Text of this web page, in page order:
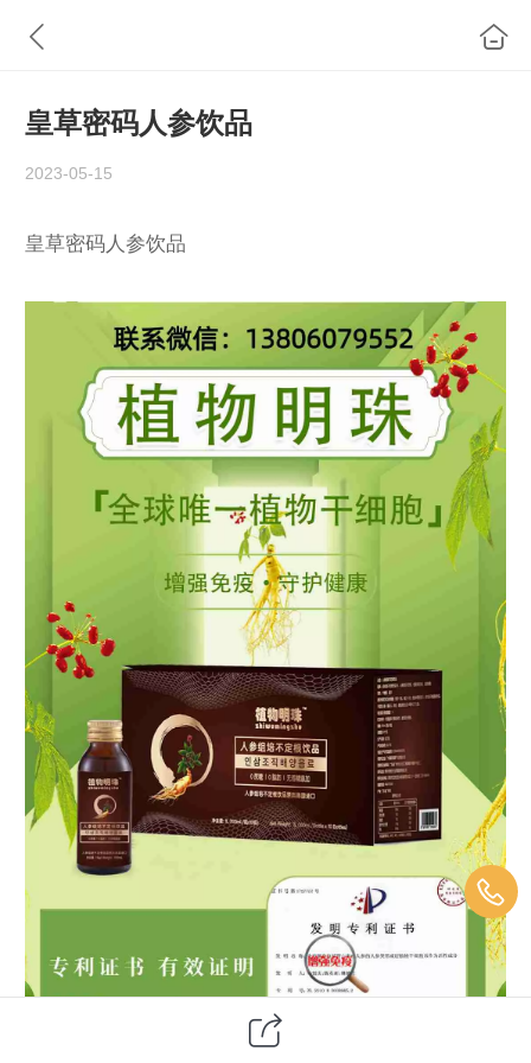
皇草密码人参饮品
2023-05-15
皇草密码人参饮品